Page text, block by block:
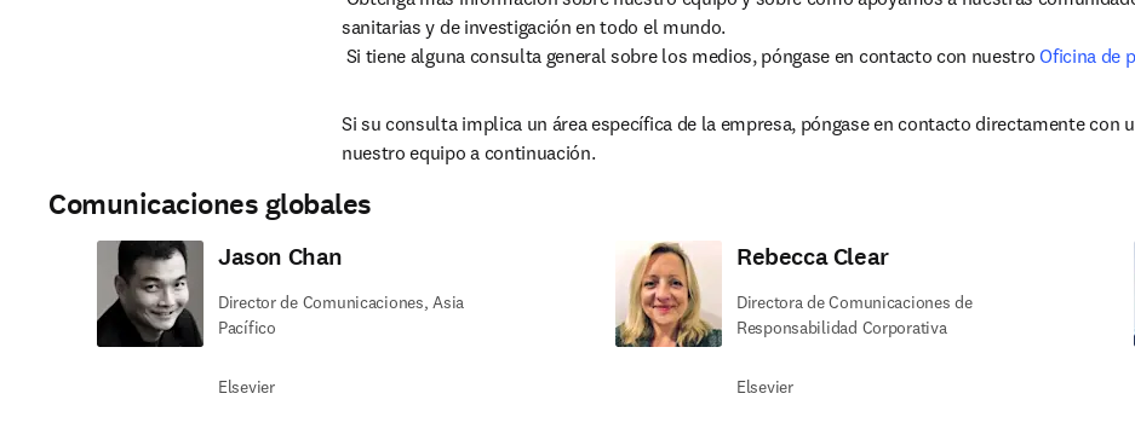
sanitarias y de investigación en todo el mundo.
Si tiene alguna consulta general sobre los medios, póngase en contacto con nuestro Oficina de
Si su consulta implica un área específica de la empresa, póngase en contacto directamente con
nuestro equipo a continuación.
Comunicaciones globales
Jason Chan
Director de Comunicaciones, Asia
Pacífico
Elsevier
Rebecca Clear
Directora de Comunicaciones de
Responsabilidad Corporativa
Elsevier